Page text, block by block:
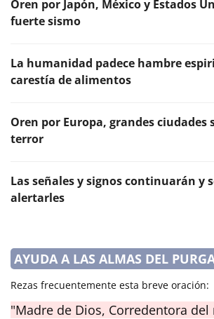
Oren por Japón, México y Estados
fuerte sismo
La humanidad padece hambre
carestía de alimentos
Oren por Europa, grandes ciudades
terror
Las señales y signos continuarán y
alertarles
AYUDA A LAS ALMAS DEL
Rezas frecuentemente esta breve oración:
"Madre de Dios, Corredentora